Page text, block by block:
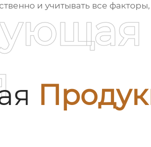
и учитывать все